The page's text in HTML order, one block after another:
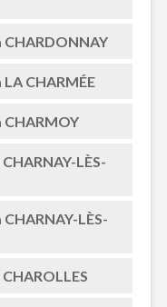
CHARMÉE
LÈS-
LÈS-